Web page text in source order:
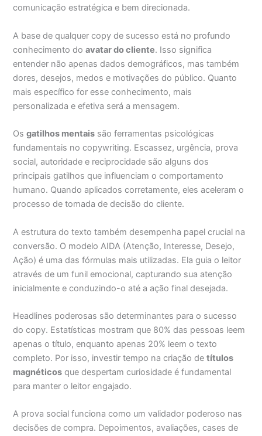
comunicação estratégica e bem direcionada.
A base de qualquer copy de sucesso está no profundo
conhecimento doavatar do cliente. Isso significa
entender não apenas dados demográficos, mas também
dores, desejos, medos e motivações do público. Quanto
mais específico for esse conhecimento, mais
personalizada e efetiva será a mensagem.
Osgatilhos mentais são ferramentas psicológicas
fundamentais no copywriting. Escassez, urgência, prova
social, autoridade e reciprocidade são alguns dos
principais gatilhos que influenciam o comportamento
humano. Quando aplicados corretamente, eles aceleram o
processo de tomada de decisão do cliente.
A estrutura do texto também desempenha papel crucial na
conversão. O modelo AIDA (Atenção, Interesse, Desejo,
Ação) é uma das fórmulas mais utilizadas. Ela guia o leitor
através de um funil emocional, capturando sua atenção
inicialmente e conduzindo-o até a ação final desejada.
Headlines poderosas são determinantes para o sucesso
do copy. Estatísticas mostram que 80% das pessoas leem
apenas o título, enquanto apenas 20% leem o texto
completo. Por isso, investir tempo na criação detítulos
magnéticos que despertam curiosidade é fundamental
para manter o leitor engajado.
A prova social funciona como um validador poderoso nas
decisões de compra. Depoimentos, avaliações, cases de